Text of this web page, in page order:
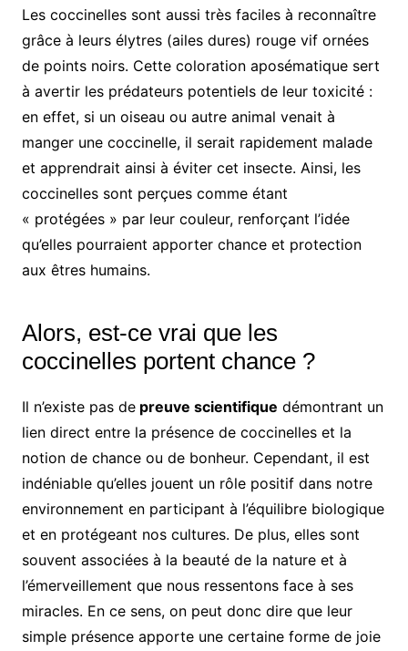
Les coccinelles sont aussi très faciles à reconnaître
grâce à leurs élytres (ailes dures) rouge vif ornées
de points noirs. Cette coloration aposématique sert
à avertir les prédateurs potentiels de leur toxicité :
en effet, si un oiseau ou autre animal venait à
manger une coccinelle, il serait rapidement malade
et apprendrait ainsi à éviter cet insecte. Ainsi, les
coccinelles sont perçues comme étant
« protégées » par leur couleur, renforçant l’idée
qu’elles pourraient apporter chance et protection
aux êtres humains.
Alors, est-ce vrai que les
coccinelles portent chance ?
Il n’existe pas depreuve scientifique démontrant un
lien direct entre la présence de coccinelles et la
notion de chance ou de bonheur. Cependant, il est
indéniable qu’elles jouent un rôle positif dans notre
environnement en participant à l’équilibre biologique
et en protégeant nos cultures. De plus, elles sont
souvent associées à la beauté de la nature et à
l’émerveillement que nous ressentons face à ses
miracles. En ce sens, on peut donc dire que leur
simple présence apporte une certaine forme de joie